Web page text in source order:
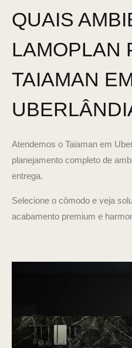
QUAIS
LAMOPLAN
TAIAMAN
Atendemos o Taiaman em
planejamento completo de
entrega.
Selecione o cômodo e veja
acabamento premium e